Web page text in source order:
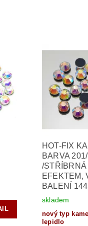
HOT-FIX
BARVA
/
EFEKTEM,
BALENÍ
skladem
nový typ
lepidlo